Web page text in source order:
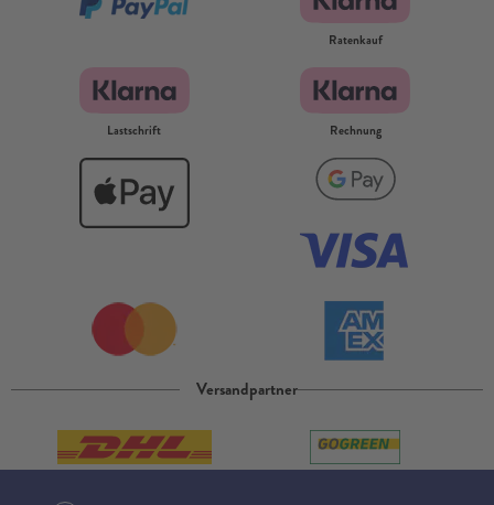
Ratenkauf
Lastschrift Rechnung
Versandpartner